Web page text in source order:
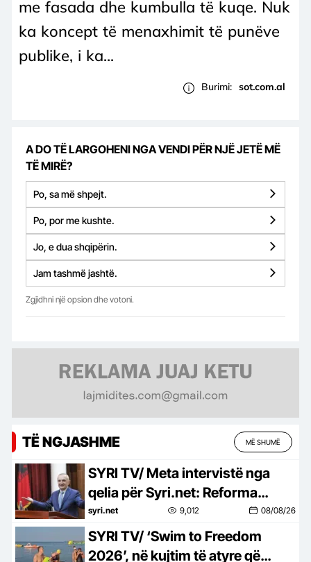
me fasada dhe kumbulla të kuqe. Nuk
ka koncept të menaxhimit të punëve
publike, i ka...
Burimi: sot.com.al
A DO TË LARGOHENI NGA VENDI PËR NJË JETË MË
TË MIRË?
Po, sa më shpejt.
Po, por me kushte.
Jo, e dua shqipërin.
Jam tashmë jashtë.
Zgjidhni një opsion dhe votoni.
TË NGJASHME MË SHUMË
SYRI TV/ Meta intervistë nga
qelia për Syri.net: Reforma
territoriale në referendum,
deputetët e PS tradhtuan
votuesit
syri.net 9,012 08/08/26
SYRI TV/ ‘Swim to Freedom
2026’, në kujtim të atyre që